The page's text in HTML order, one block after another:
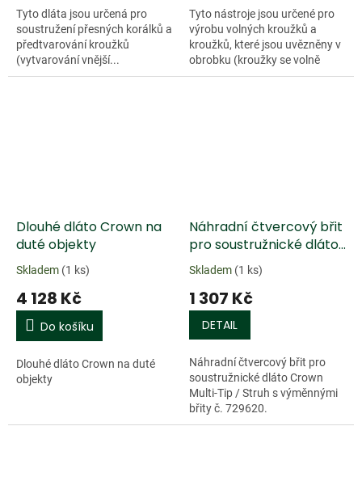
Tyto dláta jsou určená pro
soustružení přesných korálků a
předtvarování kroužků
(vytvarování vnější...
Tyto nástroje jsou určené pro
výrobu volných kroužků a
kroužků, které jsou uvězněny v
obrobku (kroužky se volně
otáčejí ale...
Dlouhé dláto Crown na
duté objekty
Skladem (1 ks)
4 128 Kč
Do košíku
Dlouhé dláto Crown na duté
objekty
Náhradní čtvercový břit
pro soustružnické dláto
Crown Multi-Tip
Skladem (1 ks)
1 307 Kč
DETAIL
Náhradní čtvercový břit pro
soustružnické dláto Crown
Multi-Tip / Struh s výměnnými
břity č. 729620.